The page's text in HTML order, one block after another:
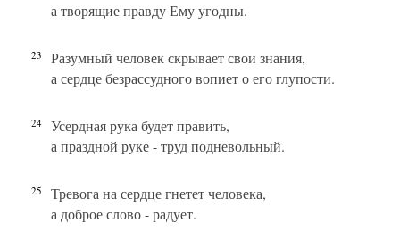
а творящие правду Ему угодны.
23
Разумный человек скрывает свои знания,
а сердце безрассудного вопиет о его глупости.
24
Усердная рука будет править,
а праздной руке - труд подневольный.
25
Тревога на сердце гнетет человека,
а доброе слово - радует.